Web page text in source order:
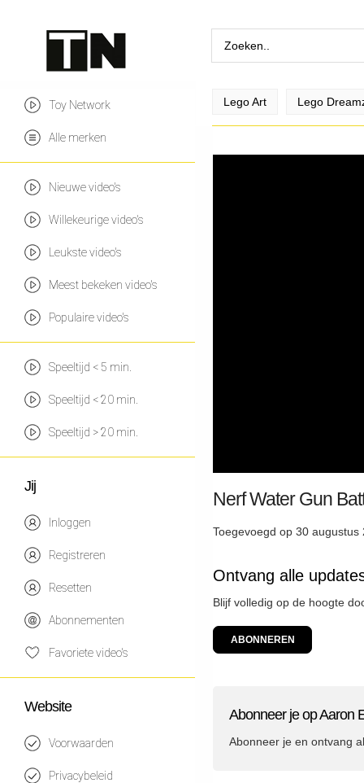
Toy Network
Alle merken
Nieuwe video's
Willekeurige video's
Leukste video's
Meest bekeken video's
Populaire video's
Speeltijd < 5 min.
Speeltijd < 20 min.
Speeltijd > 20 min.
Jij
Inloggen
Registreren
Resetten
Abonnementen
Favoriete video's
Website
Voorwaarden
Privacybeleid
Lego Art Lego
Nerf Water Gun
Toegevoegd op 30
Ontvang alle
Blijf volledig op de hoogte
ABONNEREN
Abonneer je op Aaron
Abonneer je en ontvang